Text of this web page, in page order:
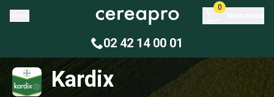
0
02 42 14 00 01
Kardix